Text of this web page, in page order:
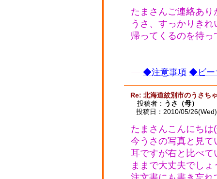
たまさんご連絡あ
うさ、すっかりき
帰ってくるのを待っ
◆注意事項 ◆ビー
Re: 北海道紋別市のうさち
投稿者： うさ（母）
投稿日：2010/05/
たまさんこんにちは
今うさの写真と見
耳ですが右と比べ
ままで大丈夫でしょ